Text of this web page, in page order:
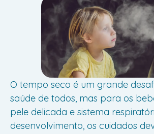
O tempo seco é um grande
saúde de todos, mas para os
pele delicada e sistema
desenvolvimento, os cuidados